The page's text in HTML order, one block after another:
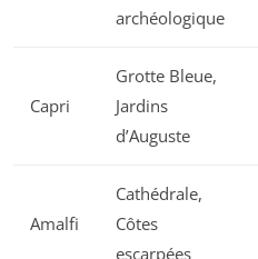
archéologique
Capri
Grotte Bleue,
Jardins
d’Auguste
Amalfi
Cathédrale,
Côtes
escarpées